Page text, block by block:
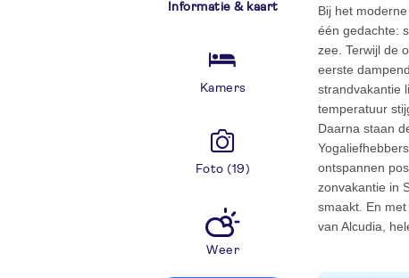
Informatie & kaart
Kamers
Foto (19)
Weer
Bij het
één gedachte:
zee. Terwijl de
eerste
strandvakantie
temperatuur
Daarna staan
ontspannen
zonvakantie in
smaakt. En
van Alcudia,